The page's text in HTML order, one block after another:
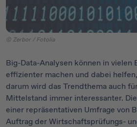
© Zerbor / Fotolia
Big-Data-Analysen können in vielen
effizienter machen und dabei
darum wird das Trendthema auch
Mittelstand immer interessanter.
einer repräsentativen Umfrage von
Auftrag der Wirtschaftsprüfungs-